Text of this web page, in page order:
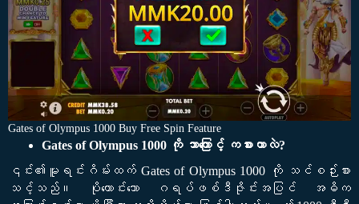
Gates of Olympus 1000 Buy Free Spin Feature
Gates of Olympus 1000 ကို ဘာကြောင့် ကစားတာလဲ?
၎င်း၏မူရင်းဂိမ်းထက် Gates of Olympus 1000 ကို သင်စဉ်းစား
သင့်သည်။ ပိုကောင်းသော ဂရပ်ဖစ်ဒီဇိုင်းအပြင် အဓိက